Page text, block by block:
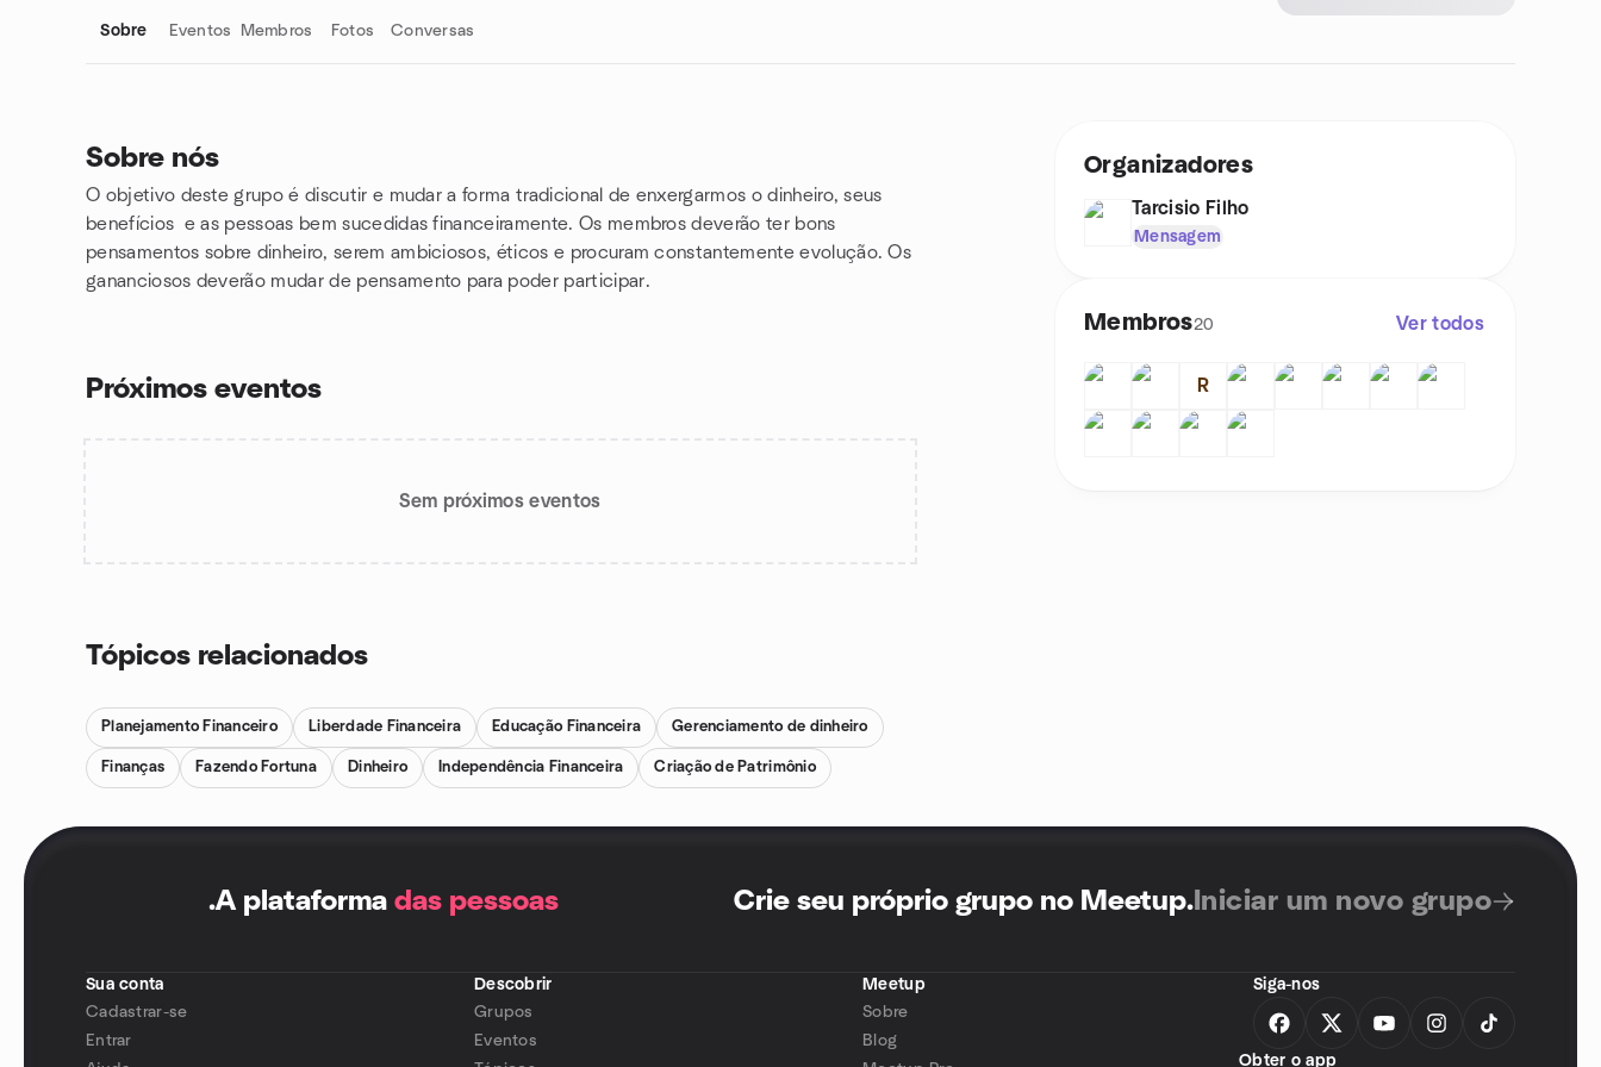
Sobre Eventos Membros Fotos Conversas
Sobre nós
O objetivo deste grupo é discutir e mudar a forma tradicional de enxergarmos o dinheiro, seus
benefícios e as pessoas bem sucedidas financeiramente. Os membros deverão ter bons
pensamentos sobre dinheiro, serem ambiciosos, éticos e procuram constantemente evolução. Os
gananciosos deverão mudar de pensamento para poder participar.
Próximos eventos
Sem próximos eventos
Links do grupo
Tópicos relacionados
Planejamento Financeiro Liberdade Financeira Educação Financeira Gerenciamento de dinheiro
Finanças Fazendo Fortuna Dinheiro Independência Financeira Criação de Patrimônio
Organizadores
Tarcisio Filho
Mensagem
Membros20 Ver todos
R
.A plataforma das pessoas Crie seu próprio grupo no Meetup.Iniciar um novo grupo
Sua conta
Cadastrar-se
Entrar
Descobrir
Grupos
Eventos
Meetup
Sobre
Blog
Siga-nos
Obter o app